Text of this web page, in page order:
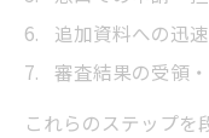
追加資料への迅
審査結果の受領
これらのステップを